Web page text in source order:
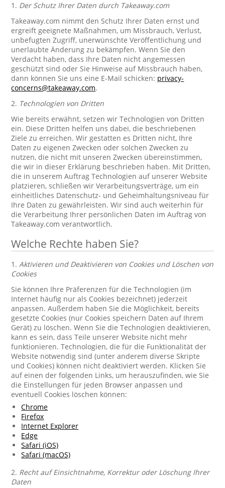
1. Der Schutz Ihrer Daten durch Takeaway.com
Takeaway.com nimmt den Schutz Ihrer Daten ernst und
ergreift geeignete Maßnahmen, um Missbrauch, Verlust,
unbefugten Zugriff, unerwünschte Veröffentlichung und
unerlaubte Änderung zu bekämpfen. Wenn Sie den
Verdacht haben, dass Ihre Daten nicht angemessen
geschützt sind oder Sie Hinweise auf Missbrauch haben,
dann können Sie uns eine E-Mail schicken: privacy-
concerns@takeaway.com.
2. Technologien von Dritten
Wie bereits erwähnt, setzen wir Technologien von Dritten
ein. Diese Dritten helfen uns dabei, die beschriebenen
Ziele zu erreichen. Wir gestatten es Dritten nicht, Ihre
Daten zu eigenen Zwecken oder solchen Zwecken zu
nutzen, die nicht mit unseren Zwecken übereinstimmen,
die wir in dieser Erklärung beschrieben haben. Mit Dritten,
die in unserem Auftrag Technologien auf unserer Website
platzieren, schließen wir Verarbeitungsverträge, um ein
einheitliches Datenschutz- und Geheimhaltungsniveau für
Ihre Daten zu gewährleisten. Wir sind auch weiterhin für
die Verarbeitung Ihrer persönlichen Daten im Auftrag von
Takeaway.com verantwortlich.
Welche Rechte haben Sie?
1.Aktivieren und Deaktivieren von Cookies und Löschen von
Cookies
Sie können Ihre Präferenzen für die Technologien (im
Internet häufig nur als Cookies bezeichnet) jederzeit
anpassen. Außerdem haben Sie die Möglichkeit, bereits
gesetzte Cookies (nur Cookies speichern Daten auf Ihrem
Gerät) zu löschen. Wenn Sie die Technologien deaktivieren,
kann es sein, dass Teile unserer Website nicht mehr
funktionieren. Technologien, die für die Funktionalität der
Website notwendig sind (unter anderem diverse Skripte
und Cookies) können nicht deaktiviert werden. Klicken Sie
auf einen der folgenden Links, um herauszufinden, wie Sie
die Einstellungen für jeden Browser anpassen und
eventuell Cookies löschen können:
Chrome
Firefox
Internet Explorer
Edge
Safari (iOS)
Safari (macOS)
2. Recht auf Einsichtnahme, Korrektur oder Löschung Ihrer
Daten